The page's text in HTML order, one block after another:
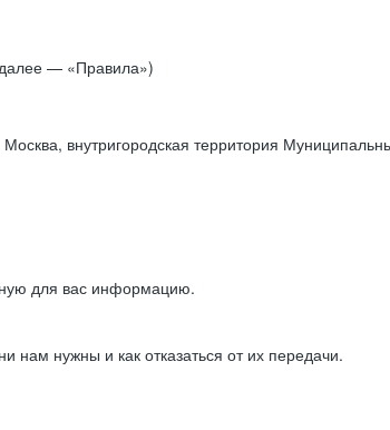
— «Правила»)
внутригородская территория
для вас информацию.
нужны и как отказаться от их передачи.